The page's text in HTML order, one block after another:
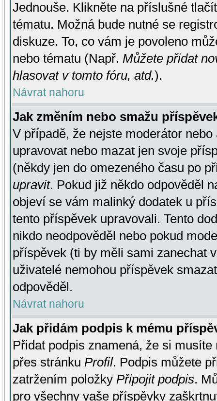
Jednouše. Klikněte na příslušné
tématu. Možná bude nutné se
diskuze. To, co vám je povoleno
nebo tématu (Např. Můžete přidat
hlasovat v tomto fóru, atd.).
Návrat nahoru
Jak změním nebo smažu
V případě, že nejste moderátor
upravovat nebo mazat jen svoje
(někdy jen do omezeného času po
upravit. Pokud již někdo odpověděl
objeví se vám malinký dodatek u
tento příspěvek upravovali. Tento
nikdo neodpověděl nebo pokud
příspěvek (ti by měli sami zanechat
uživatelé nemohou příspěvek
odpověděl.
Návrat nahoru
Jak přidám podpis k mému
Přidat podpis znamená, že si
přes stránku Profil. Podpis můžete
zatržením položky Připojit podpis.
pro všechny vaše příspěvky